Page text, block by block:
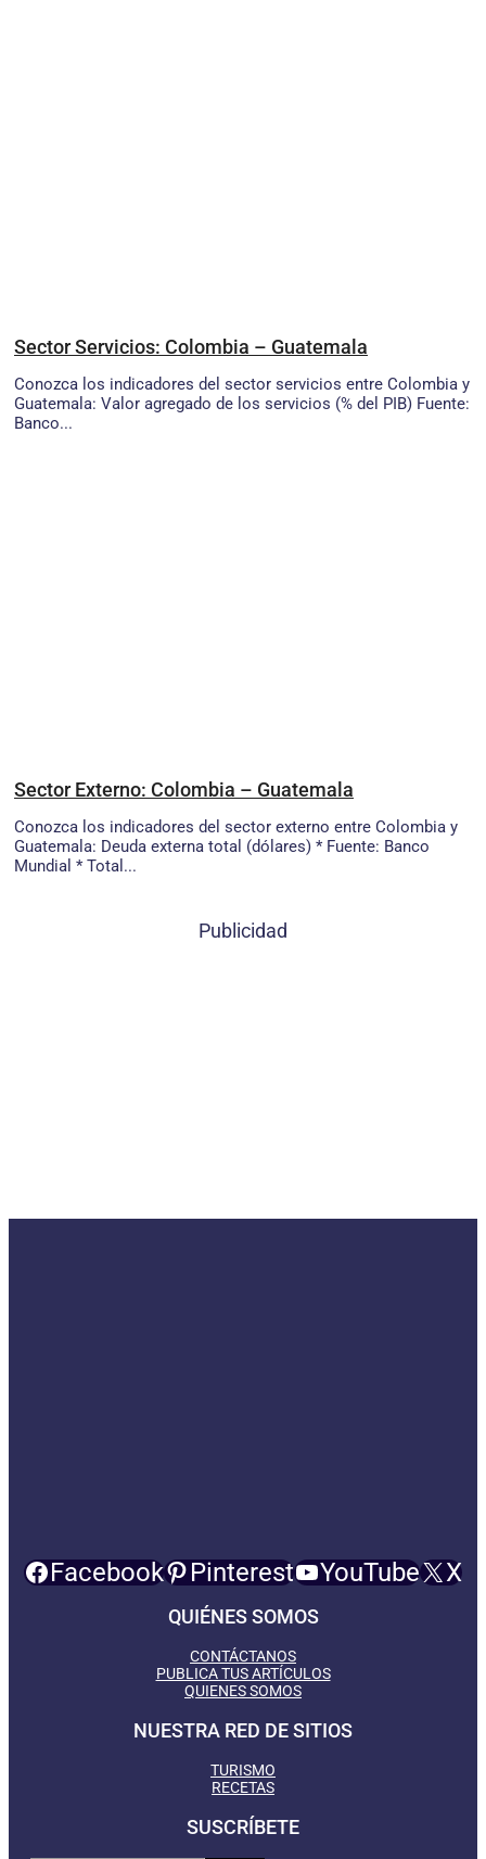
Sector Servicios: Colombia – Guatemala
Conozca los indicadores del sector servicios entre Colombia y
Guatemala: Valor agregado de los servicios (% del PIB) Fuente:
Banco...
Sector Externo: Colombia – Guatemala
Conozca los indicadores del sector externo entre Colombia y
Guatemala: Deuda externa total (dólares) * Fuente: Banco
Mundial * Total...
Publicidad
Facebook Pinterest YouTube X
QUIÉNES SOMOS
CONTÁCTANOS
PUBLICA TUS ARTÍCULOS
QUIENES SOMOS
NUESTRA RED DE SITIOS
TURISMO
RECETAS
SUSCRÍBETE